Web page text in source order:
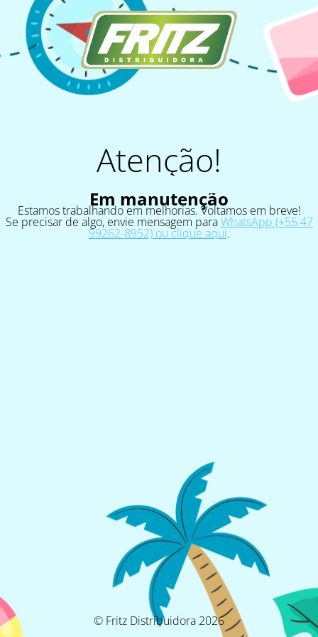
Atenção!
Em manutenção
Estamos trabalhando em melhorias. Voltamos em breve!
Se precisar de algo, envie mensagem paraWhatsApp (+55 47
99262-8952) ou clique aqui.
© Fritz Distribuidora 2026